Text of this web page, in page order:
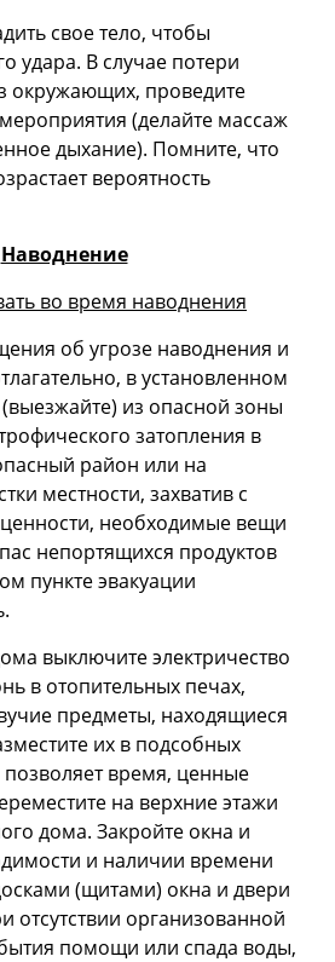
свое тело, чтобы
удара. В случае потери
окружающих, проведите
(делайте массаж
дыхание). Помните, что
вероятность
Наводнение
во время наводнения
об угрозе наводнения и
в установленном
из опасной зоны
затопле­ния в
район или на
местности, захватив с
необходимые вещи
непортящихся продуктов
пункте эвакуации
выключите электричество
в отопительных печах,
предметы, находящиеся
их в подсобных
время, ценные
на верхние этажи
дома. Закройте окна и
и наличии времени
(щитами) окна и двери
отсутствии организованной
помощи или спада воды,